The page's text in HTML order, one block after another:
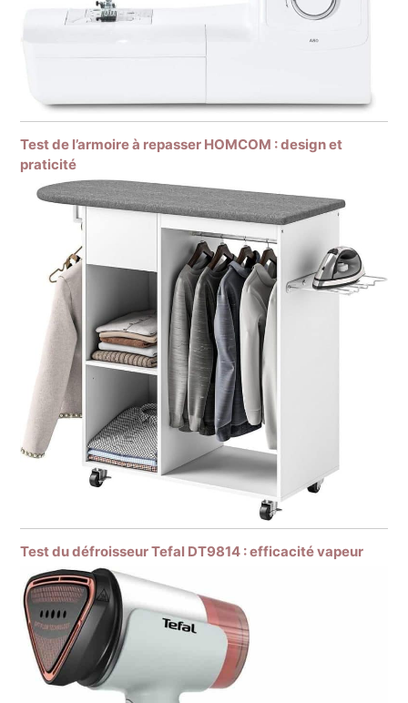
Test de l’armoire à repasser HOMCOM : design et
praticité
Test du défroisseur Tefal DT9814 : efficacité vapeur